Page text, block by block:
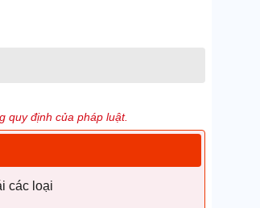
quy định của pháp luật.
các loại